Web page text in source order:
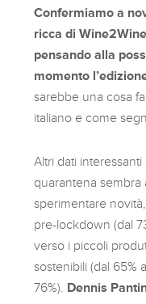
Confermiamo a
ricca di
pensando alla
momento
sarebbe una cosa
italiano e come
Altri dati
quarantena sembra
sperimentare
pre-lockdown (dal
verso i piccoli
sostenibili (dal 65%
76%). Dennis